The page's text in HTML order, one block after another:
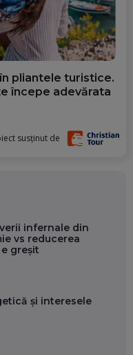
pliantele turistice.
începe adevărata
susținut de
infernale din
vs reducerea
greșit
și interesele